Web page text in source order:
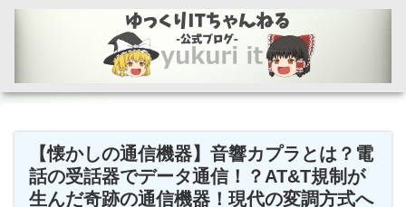
【懐かしの通信機器】音響カプラとは？電
話の受話器でデータ通信！？AT&T規制が
生んだ奇跡の通信機器！現代の変調方式へ